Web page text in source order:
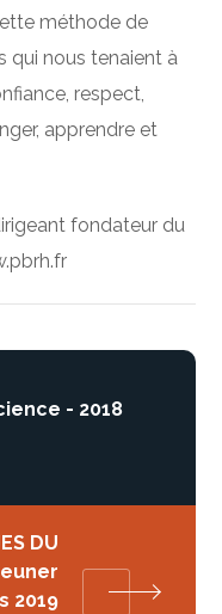
méthode de
qui nous tenaient à
respect,
apprendre et
fondateur du
- 2018
DU
2019